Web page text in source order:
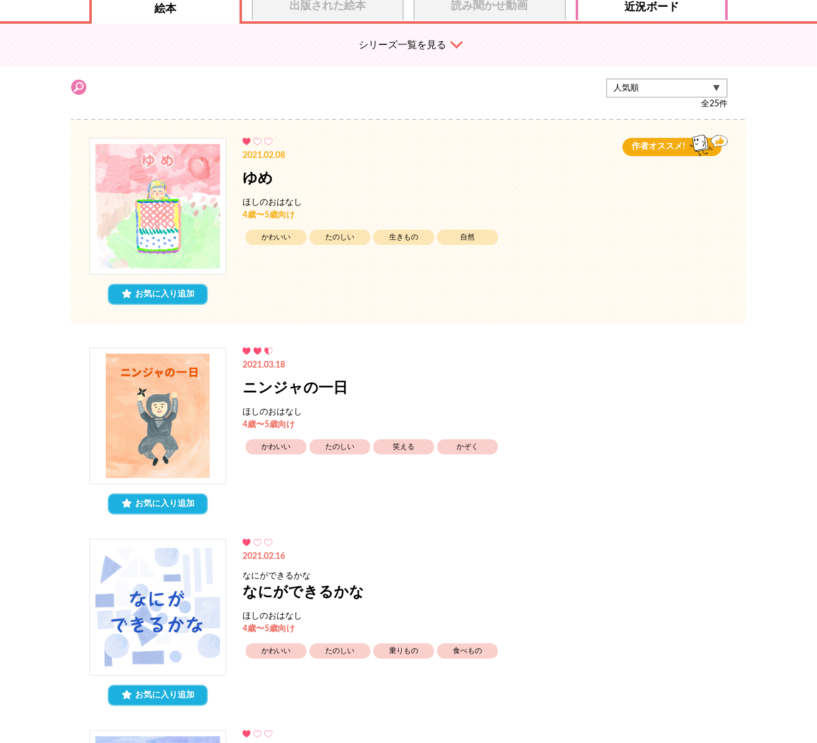
絵本 出版された絵本 読み聞かせ動画 近況ボード
シリーズ一覧を見る
全25件
お気に入り追加
作者オススメ!
2021.02.08
ゆめ
ほしのおはなし
4歳〜5歳向け
かわいい たのしい 生きもの 自然
お気に入り追加
2021.03.18
ニンジャの一日
ほしのおはなし
4歳〜5歳向け
かわいい たのしい 笑える かぞく
お気に入り追加
2021.02.16
なにができるかな
なにができるかな
ほしのおはなし
4歳〜5歳向け
かわいい たのしい 乗りもの 食べもの